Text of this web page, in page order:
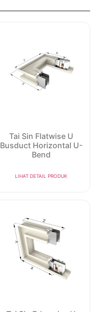
Tai Sin Flatwise U
Busduct Horizontal U-
Bend
LIHAT DETAIL PRODUK